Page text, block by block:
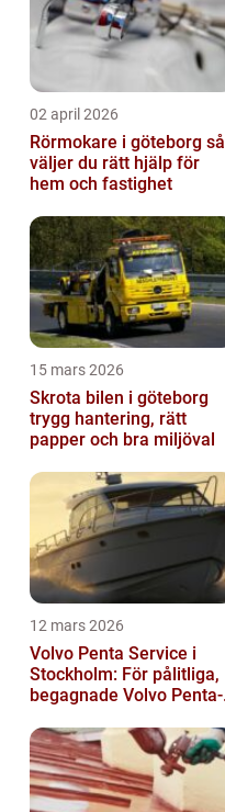
02 april 2026
Rörmokare i göteborg så
väljer du rätt hjälp för
hem och fastighet
15 mars 2026
Skrota bilen i göteborg
trygg hantering, rätt
papper och bra miljöval
12 mars 2026
Volvo Penta Service i
Stockholm: För pålitliga,
begagnade Volvo Penta-